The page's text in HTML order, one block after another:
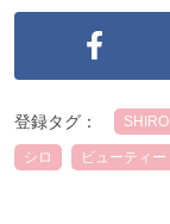
登録タグ： SHIRO
シロ ビューティー